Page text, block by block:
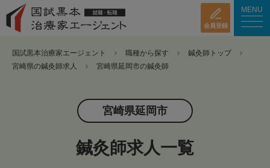
会員登録
MENU
国試黒本治療家エージェント 職種から探す
鍼灸師トップ
宮崎県の鍼灸師求人
宮崎県延岡市の鍼灸師
宮崎県延岡市
鍼灸師求人一覧